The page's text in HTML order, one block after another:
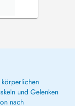
körperlichen
und Gelenken
nach